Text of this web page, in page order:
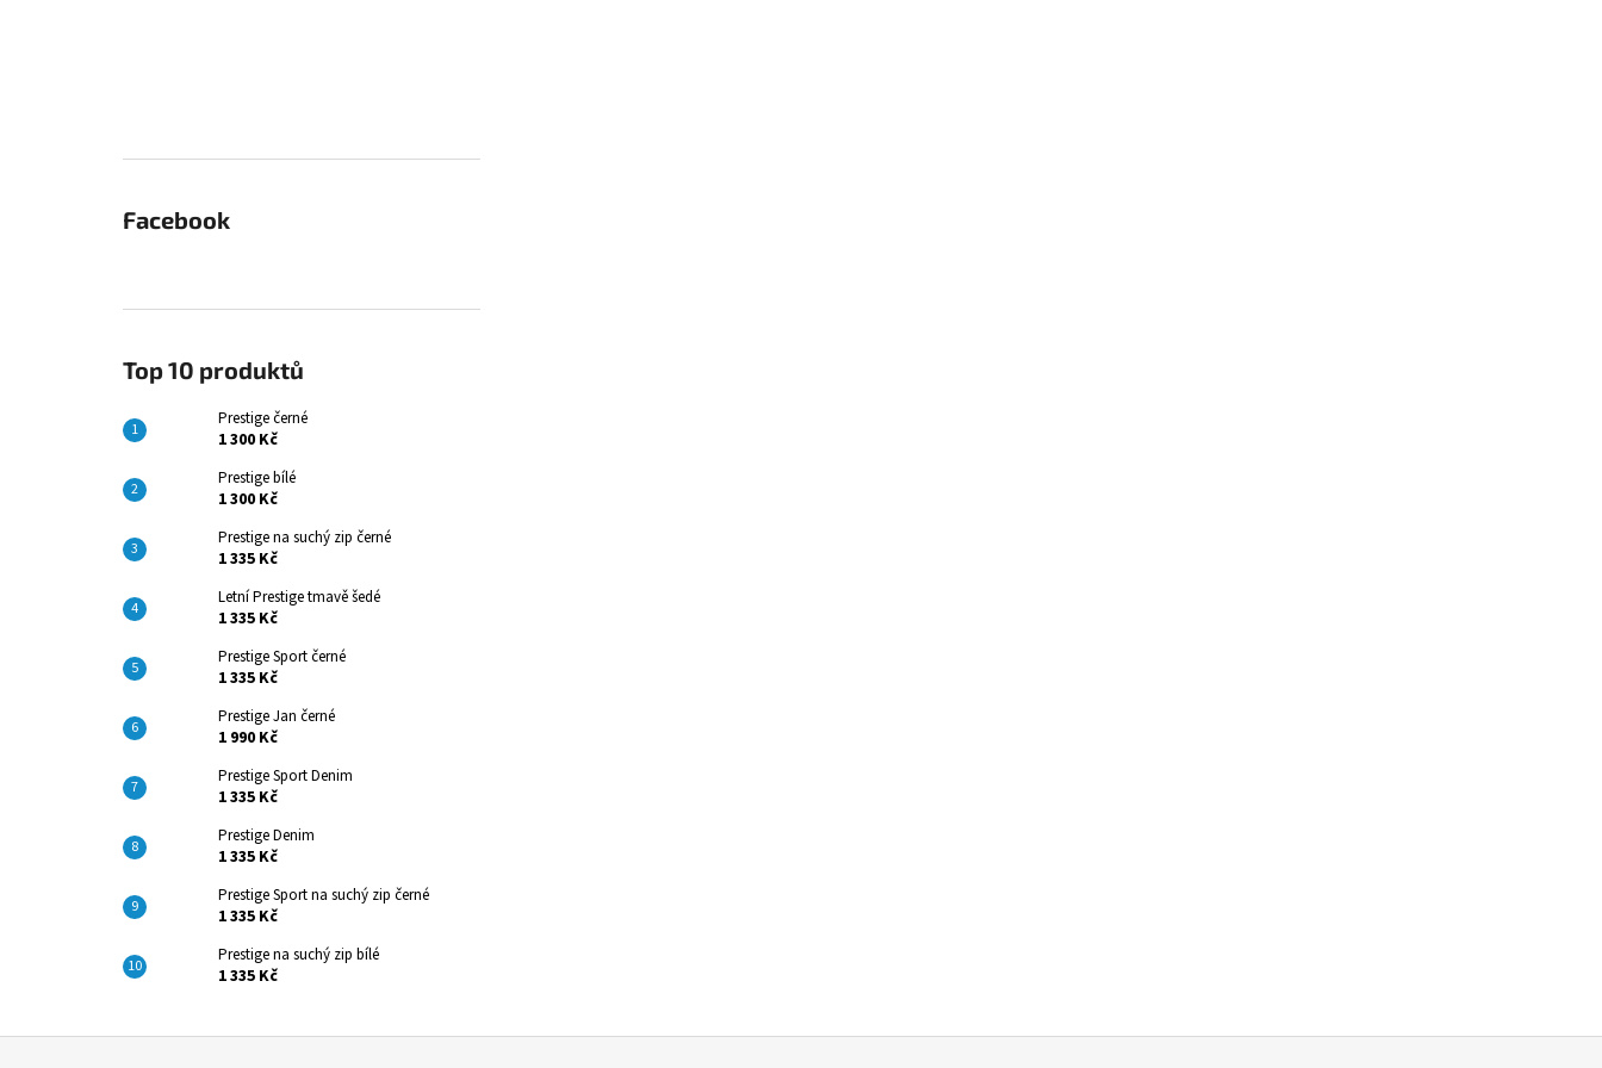
Facebook
Top 10 produktů
Prestige černé
1 300 Kč
Prestige bílé
1 300 Kč
Prestige na suchý zip černé
1 335 Kč
Letní Prestige tmavě šedé
1 335 Kč
Prestige Sport černé
1 335 Kč
Prestige Jan černé
1 990 Kč
Prestige Sport Denim
1 335 Kč
Prestige Denim
1 335 Kč
Prestige Sport na suchý zip černé
1 335 Kč
Prestige na suchý zip bílé
1 335 Kč